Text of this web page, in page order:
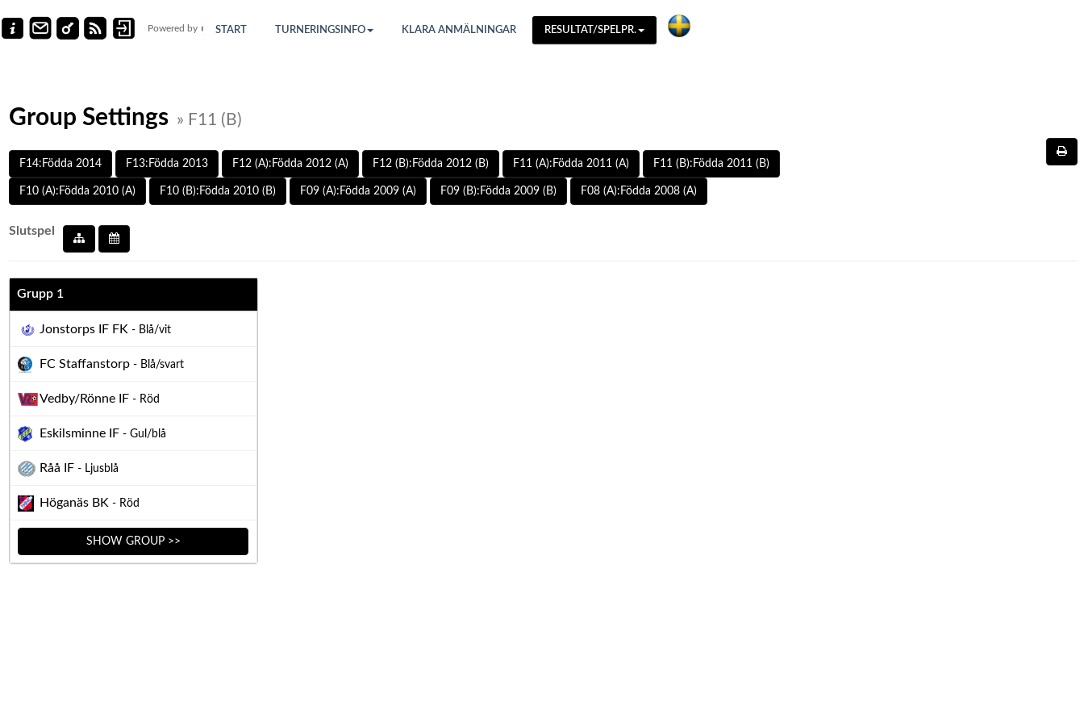
Powered by START TURNERINGSINFO KLARA ANMÄLNINGAR RESULTAT/SPELPR.
Group Settings » F11 (B)
F14:Födda 2014 F13:Födda 2013 F12 (A):Födda 2012 (A) F12 (B):Födda 2012 (B) F11 (A):Födda 2011 (A) F11 (B):Födda 2011 (B)
F10 (A):Födda 2010 (A) F10 (B):Födda 2010 (B) F09 (A):Födda 2009 (A) F09 (B):Födda 2009 (B) F08 (A):Födda 2008 (A)
Slutspel
Grupp 1
Jonstorps IF FK - Blå/vit
FC Staffanstorp - Blå/svart
Vedby/Rönne IF - Röd
Eskilsminne IF - Gul/blå
Råå IF - Ljusblå
Höganäs BK - Röd
SHOW GROUP >>